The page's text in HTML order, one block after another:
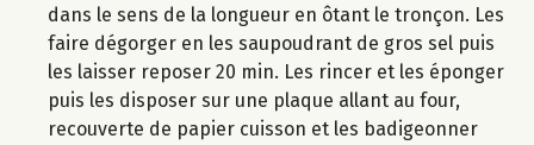
dans le sens de la longueur en ôtant le tronçon. Les
faire dégorger en les saupoudrant de gros sel puis
les laisser reposer 20 min. Les rincer et les éponger
puis les disposer sur une plaque allant au four,
recouverte de papier cuisson et les badigeonner